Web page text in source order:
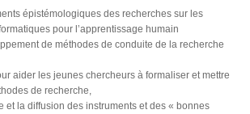
épistémologiques des recherches sur les
pour l’apprentissage humain
de méthodes de conduite de la recherche
aider les jeunes chercheurs à formaliser et mettre
de recherche,
et la diffusion des instruments et des « bonnes